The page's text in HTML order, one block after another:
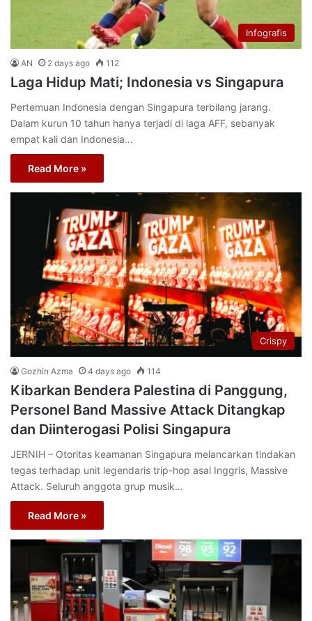
Infografis
AN 2 days ago 112
Laga Hidup Mati; Indonesia vs Singapura
Pertemuan Indonesia dengan Singapura terbilang jarang.
Dalam kurun 10 tahun hanya terjadi di laga AFF, sebanyak
empat kali dan Indonesia…
Read More »
Crispy
Gozhin Azma 4 days ago 114
Kibarkan Bendera Palestina di Panggung,
Personel Band Massive Attack Ditangkap
dan Diinterogasi Polisi Singapura
JERNIH – Otoritas keamanan Singapura melancarkan tindakan
tegas terhadap unit legendaris trip-hop asal Inggris, Massive
Attack. Seluruh anggota grup musik…
Read More »